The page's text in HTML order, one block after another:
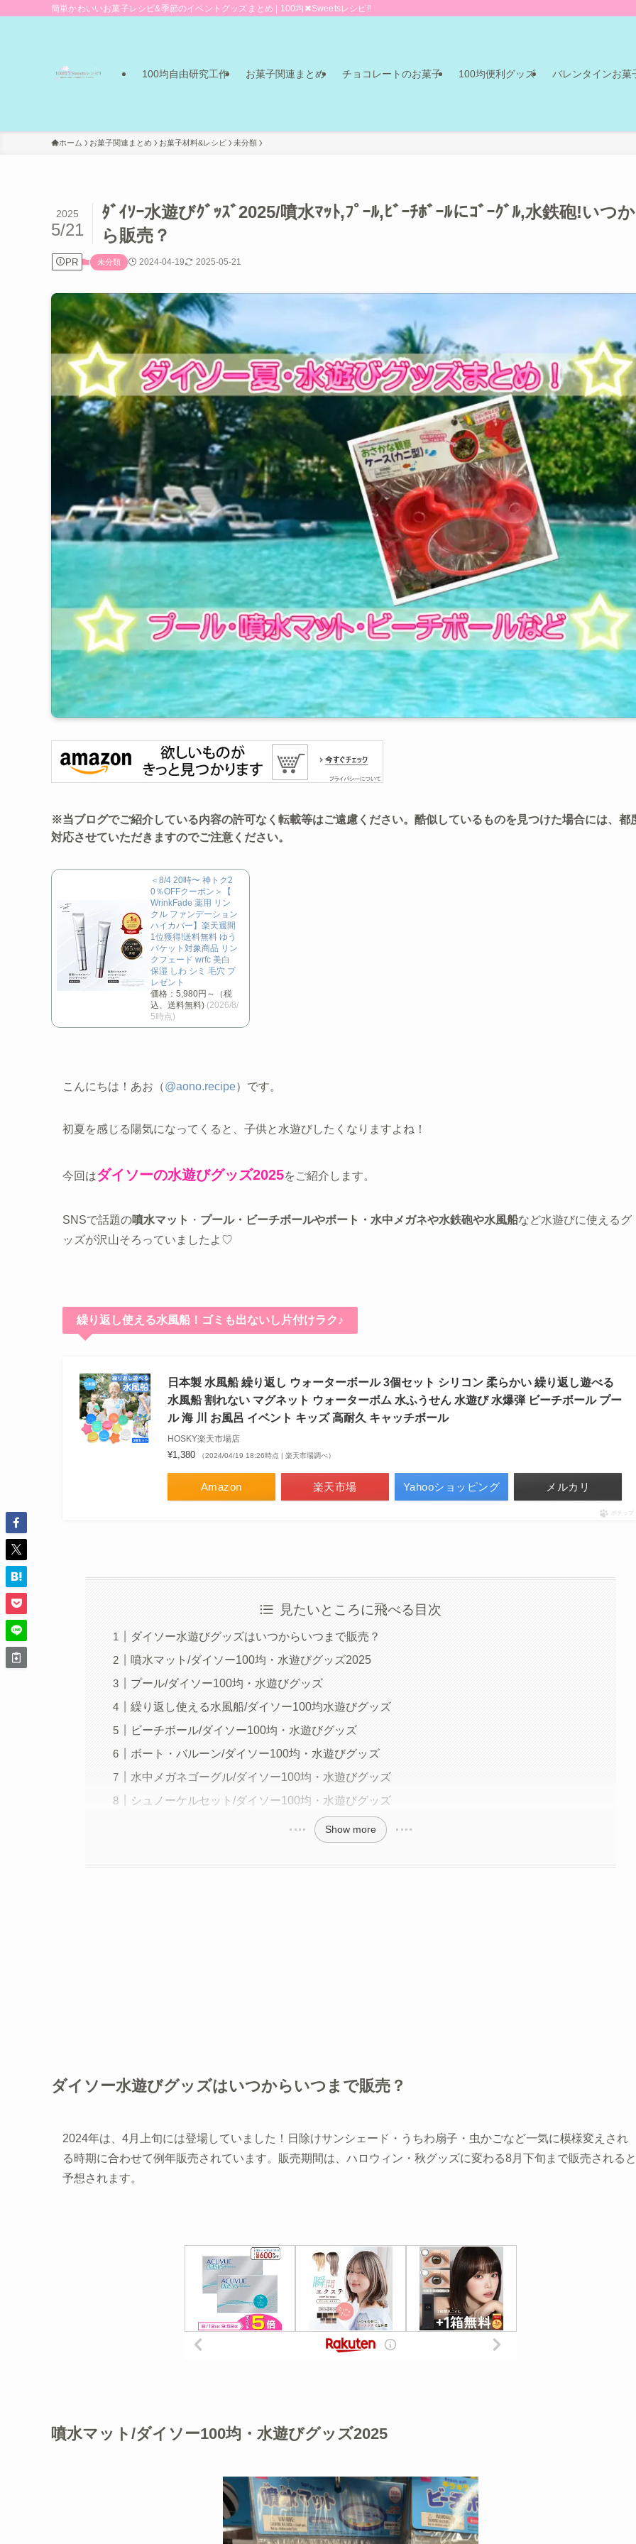
簡単かわいいお菓子レシピ&季節のイベントグッズまとめ | 100均✖Sweetsレシピ‼
100均自由研究工作 お菓子関連まとめ チョコレートのお菓子 100均便利グッズ バレンタインお菓
ホーム お菓子関連まとめ お菓子材料&レシピ 未分類
ﾀﾞｲｿｰ水遊びｸﾞｯｽﾞ2025/噴水ﾏｯﾄ,ﾌﾟｰﾙ,ﾋﾞｰﾁﾎﾞｰﾙにｺﾞｰｸﾞﾙ,水鉄砲!いつか
ら販売？
2025
5/21
PR 未分類 2024-04-19 2025-05-21
※当ブログでご紹介している内容の許可なく転載等はご遠慮ください。酷似しているものを見つけた場合には、都
対応させていただきますのでご注意ください。
＜8/4 20時〜 神トク2
0％OFFクーポン＞【
WrinkFade 薬用 リン
クル ファンデーション
ハイカバー】楽天週間
1位獲得!送料無料 ゆう
パケット対象商品 リン
クフェード wrfc 美白
保湿 しわ シミ 毛穴 プ
レゼント
価格：5,980円～（税
込、送料無料) (2026/8/
5時点)
こんにちは！あお（@aono.recipe）です。
初夏を感じる陽気になってくると、子供と水遊びしたくなりますよね！
今回はダイソーの水遊びグッズ2025をご紹介します。
SNSで話題の噴水マット ・ プール・ビーチボールやボート・水中メガネや水鉄砲や水風船など水遊びに使えるグ
ッズが沢山そろっていましたよ♡
繰り返し使える水風船！ゴミも出ないし片付けラク♪
日本製 水風船 繰り返し ウォーターボール 3個セット シリコン 柔らかい 繰り返し遊べる
水風船 割れない マグネット ウォーターボム 水ふうせん 水遊び 水爆弾 ビーチボール プー
ル 海 川 お風呂 イベント キッズ 高耐久 キャッチボール
HOSKY楽天市場店
¥1,380 （2024/04/19 18:26時点 | 楽天市場調べ）
Amazon 楽天市場 Yahooショッピング メルカリ
ポチップ
見たいところに飛べる目次
ダイソー水遊びグッズはいつからいつまで販売？
噴水マット/ダイソー100均・水遊びグッズ2025
プール/ダイソー100均・水遊びグッズ
繰り返し使える水風船/ダイソー100均水遊びグッズ
ビーチボール/ダイソー100均・水遊びグッズ
ボート・バルーン/ダイソー100均・水遊びグッズ
水中メガネゴーグル/ダイソー100均・水遊びグッズ
シュノーケルセット/ダイソー100均・水遊びグッズ
Show more
ダイソー水遊びグッズはいつからいつまで販売？
2024年は、4月上旬には登場していました！日除けサンシェード・うちわ扇子・虫かごなど一気に模様変えされ
る時期に合わせて例年販売されています。販売期間は、ハロウィン・秋グッズに変わる8月下旬まで販売されると
予想されます。
噴水マット/ダイソー100均・水遊びグッズ2025